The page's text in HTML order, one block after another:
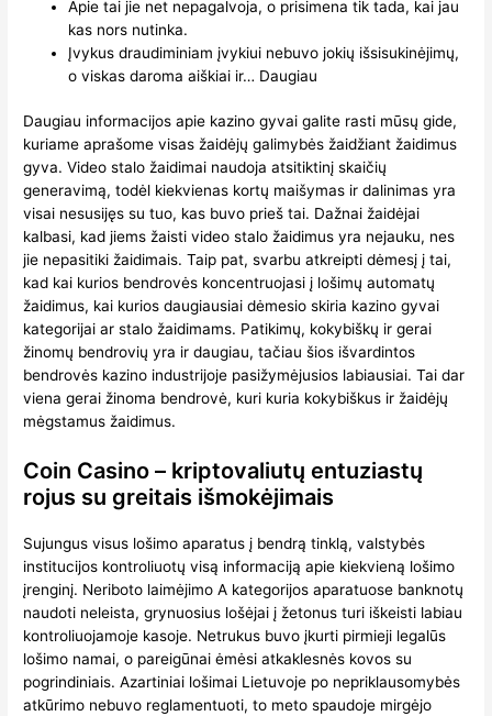
Apie tai jie net nepagalvoja, o prisimena tik tada, kai jau
kas nors nutinka.
Įvykus draudiminiam įvykiui nebuvo jokių išsisukinėjimų,
o viskas daroma aiškiai ir… Daugiau
Daugiau informacijos apie kazino gyvai galite rasti mūsų gide,
kuriame aprašome visas žaidėjų galimybės žaidžiant žaidimus
gyva. Video stalo žaidimai naudoja atsitiktinį skaičių
generavimą, todėl kiekvienas kortų maišymas ir dalinimas yra
visai nesusijęs su tuo, kas buvo prieš tai. Dažnai žaidėjai
kalbasi, kad jiems žaisti video stalo žaidimus yra nejauku, nes
jie nepasitiki žaidimais. Taip pat, svarbu atkreipti dėmesį į tai,
kad kai kurios bendrovės koncentruojasi į lošimų automatų
žaidimus, kai kurios daugiausiai dėmesio skiria kazino gyvai
kategorijai ar stalo žaidimams. Patikimų, kokybiškų ir gerai
žinomų bendrovių yra ir daugiau, tačiau šios išvardintos
bendrovės kazino industrijoje pasižymėjusios labiausiai. Tai dar
viena gerai žinoma bendrovė, kuri kuria kokybiškus ir žaidėjų
mėgstamus žaidimus.
Coin Casino – kriptovaliutų entuziastų
rojus su greitais išmokėjimais
Sujungus visus lošimo aparatus į bendrą tinklą, valstybės
institucijos kontroliuotų visą informaciją apie kiekvieną lošimo
įrenginį. Neriboto laimėjimo A kategorijos aparatuose banknotų
naudoti neleista, grynuosius lošėjai į žetonus turi iškeisti labiau
kontroliuojamoje kasoje. Netrukus buvo įkurti pirmieji legalūs
lošimo namai, o pareigūnai ėmėsi atkaklesnės kovos su
pogrindiniais. Azartiniai lošimai Lietuvoje po nepriklausomybės
atkūrimo nebuvo reglamentuoti, to meto spaudoje mirgėjo